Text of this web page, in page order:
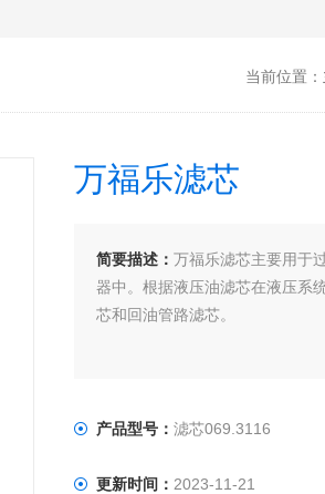
当前位置：
万福乐滤芯
简要描述： 万福乐滤芯主要用于
器中。根据液压油滤芯在液压系
芯和回油管路滤芯。
产品型号： 滤芯069.3116
更新时间： 2023-11-21